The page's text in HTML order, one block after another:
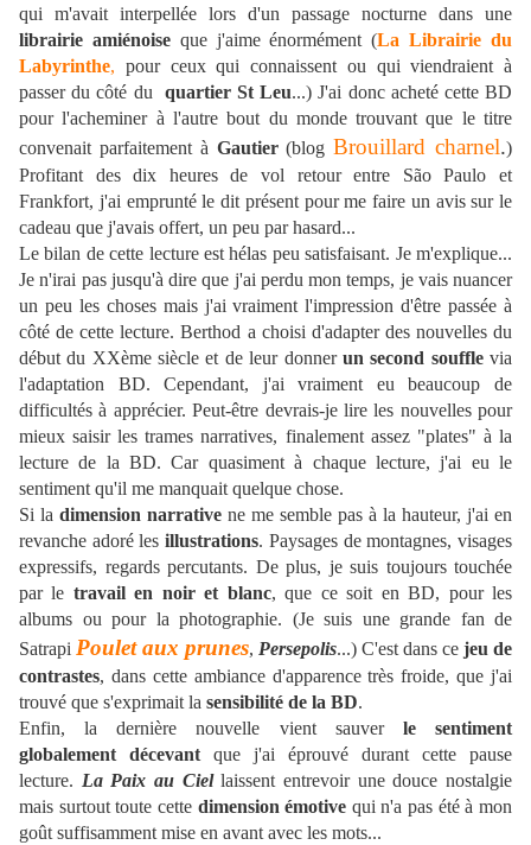
qui m'avait interpellée lors d'un passage nocturne dans une
librairie amiénoiseque j'aime énormément (La Librairie du
Labyrinthe, pour ceux qui connaissent ou qui viendraient à
passer du côté du quartier St Leu...) J'ai donc acheté cette BD
pour l'acheminer à l'autre bout du monde trouvant que le titre
convenait parfaitement à Gautier(blog Brouillard charnel.)
Profitant des dix heures de vol retour entre São Paulo et
Frankfort, j'ai emprunté le dit présent pour me faire un avis sur le
cadeau que j'avais offert, un peu par hasard...
Le bilan de cette lecture est hélas peu satisfaisant. Je m'explique...
Je n'irai pas jusqu'à dire que j'ai perdu mon temps, je vais nuancer
un peu les choses mais j'ai vraiment l'impression d'être passée à
côté de cette lecture. Berthod a choisi d'adapter des nouvelles du
début du XXème siècle et de leur donner un second soufflevia
l'adaptation BD. Cependant, j'ai vraiment eu beaucoup de
difficultés à apprécier. Peut-être devrais-je lire les nouvelles pour
mieux saisir les trames narratives, finalement assez "plates" à la
lecture de la BD. Car quasiment à chaque lecture, j'ai eu le
sentiment qu'il me manquait quelque chose.
Si la dimension narrative ne me semble pas à la hauteur, j'ai en
revanche adoré lesillustrations. Paysages de montagnes, visages
expressifs, regards percutants. De plus, je suis toujours touchée
par le travail en noir et blanc, que ce soit en BD, pour les
albums ou pour la photographie. (Je suis une grande fan de
Satrapi Poulet aux prunes, Persepolis...) C'est dans ce jeu de
contrastes, dans cette ambiance d'apparence très froide, que j'ai
trouvé que s'exprimait la sensibilité de la BD.
Enfin, la dernière nouvelle vient sauver le sentiment
globalement décevant que j'ai éprouvé durant cette pause
lecture. La Paix au Ciellaissent entrevoir une douce nostalgie
mais surtout toute cette dimension émotive qui n'a pas été à mon
goût suffisamment mise en avant avec les mots...